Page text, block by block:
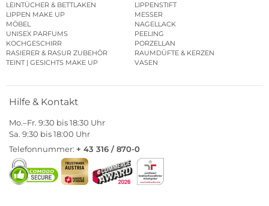
LEINTÜCHER & BETTLAKEN
LIPPENSTIFT
LIPPEN MAKE UP
MESSER
MÖBEL
NAGELLACK
UNISEX PARFUMS
PEELING
KOCHGESCHIRR
PORZELLAN
RASIERER & RASUR ZUBEHÖR
RAUMDÜFTE & KERZEN
TEINT | GESICHTS MAKE UP
VASEN
Hilfe & Kontakt
Mo.–Fr. 9:30 bis 18:30 Uhr
Sa. 9:30 bis 18:00 Uhr
Telefonnummer: + 43 316 / 870-0